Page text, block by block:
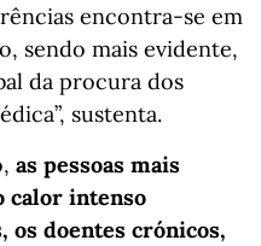
encontra-se em
sendo mais evidente,
da procura dos
sustenta.
as pessoas mais
calor intenso
os doentes crónicos,